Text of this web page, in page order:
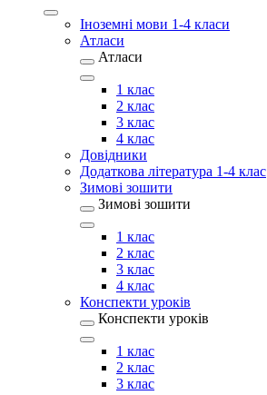
Іноземні мови 1-4 класи
Атласи
Атласи
1 клас
2 клас
3 клас
4 клас
Довідники
Додаткова література 1-4 клас
Зимові зошити
Зимові зошити
1 клас
2 клас
3 клас
4 клас
Конспекти уроків
Конспекти уроків
1 клас
2 клас
3 клас